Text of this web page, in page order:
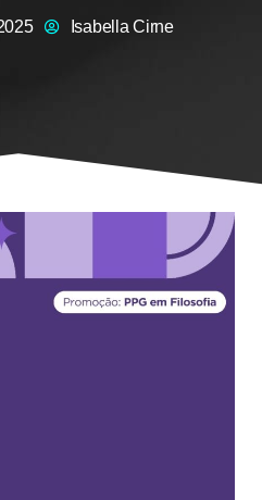
Isabella Cirne